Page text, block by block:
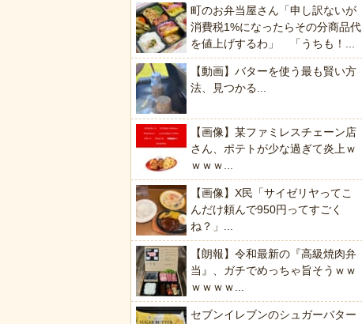
町のお弁当屋さん「申し訳ないが
消費税1%になったらその分商品代
を値上げするわ」 「うちも！...
【動画】バターを使う最も賢い方
法、見つかる...
【画像】某ファミレスチェーン店
さん、ポテトが少な過ぎて炎上ｗ
ｗｗｗ...
【画像】X民「サイゼリヤってこ
んだけ頼んで950円ってすごく
ね？」...
【朗報】令和最新の『高級焼肉弁
当』、ガチでめっちゃ旨そうｗｗ
ｗｗｗｗ...
セブンイレブンのシュガーバター